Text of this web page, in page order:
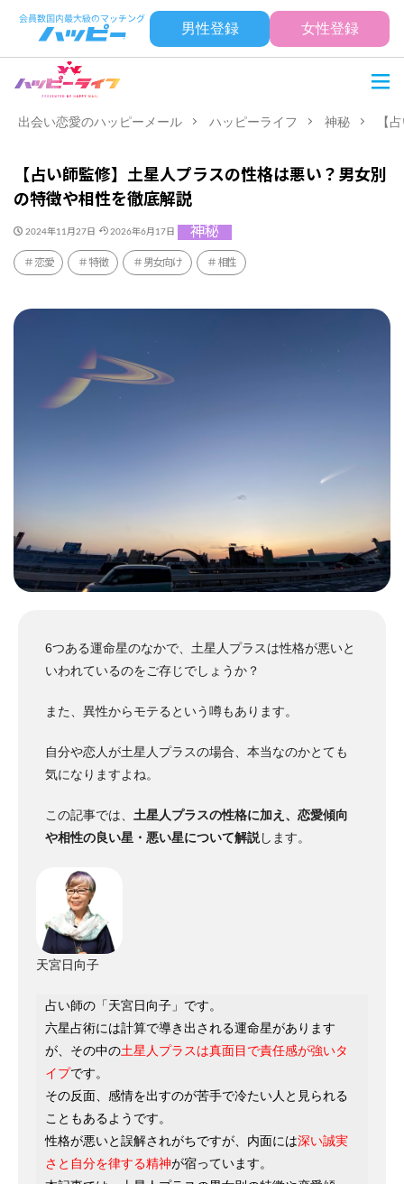
男性登録 女性登録
出会い恋愛のハッピーメール ハッピーライフ 神秘 【
【占い師監修】土星人プラスの性格は悪い？男女別
の特徴や相性を徹底解説
2024年11月27日 2026年6月17日 神秘
恋愛 特徴 男女向け 相性
6つある運命星のなかで、土星人プラスは性格が悪いと
いわれているのをご存じでしょうか？
また、異性からモテるという噂もあります。
自分や恋人が土星人プラスの場合、本当なのかとても
気になりますよね。
この記事では、 土星人プラスの性格に加え、恋愛傾向
や相性の良い星・悪い星について解説します。
天宮日向子
占い師の「天宮日向子」です。
六星占術には計算で導き出される運命星があります
が、その中の土星人プラスは真面目で責任感が強いタ
イプです。
その反面、感情を出すのが苦手で冷たい人と見られる
こともあるようです。
性格が悪いと誤解されがちですが、内面には深い誠実
さと自分を律する精神が宿っています。